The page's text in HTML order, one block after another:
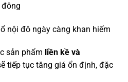
đông
nội đô ngày càng khan hiếm
sản phẩm liền kề và
tiếp tục tăng giá ổn định, đặc